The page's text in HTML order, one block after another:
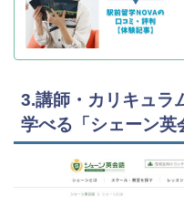
3.講師・カリキュラ
学べる「シェーン英